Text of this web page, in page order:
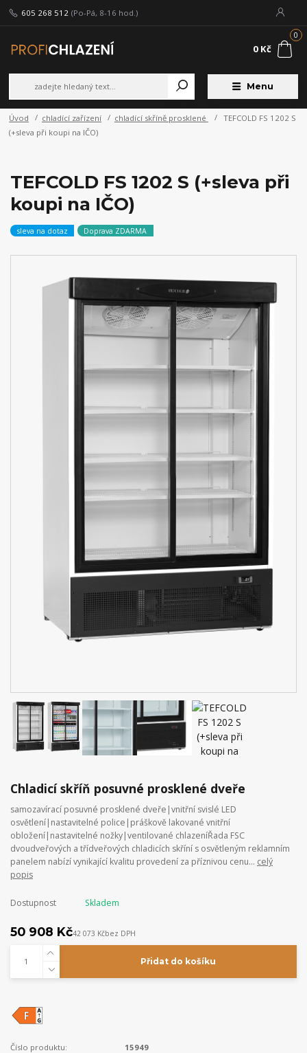
Menu
605 268 512 (Po-Pá, 8-16 hod.)
0
0 Kč
Úvod chladící zařízení chladící skříně prosklené
TEFCOLD FS 1202 S
(+sleva při koupi na IČO)
TEFCOLD FS 1202 S (+sleva při
koupi na IČO)
sleva na dotaz Doprava ZDARMA
Chladicí skříň posuvné prosklené dveře
samozavírací posuvné prosklené dveře|vnitřní svislé LED
osvětlení|nastavitelné police|práškově lakované vnitřní
obložení|nastavitelné nožky|ventilované chlazeníŘada FSC
dvoudveřových a třídveřových chladicích skříní s osvětleným reklamním
panelem nabízí vynikající kvalitu provedení za příznivou cenu... celý
popis
Dostupnost Skladem
50 908 Kč42 073 Kčbez DPH
Přidat do košíku
Číslo produktu:
15949